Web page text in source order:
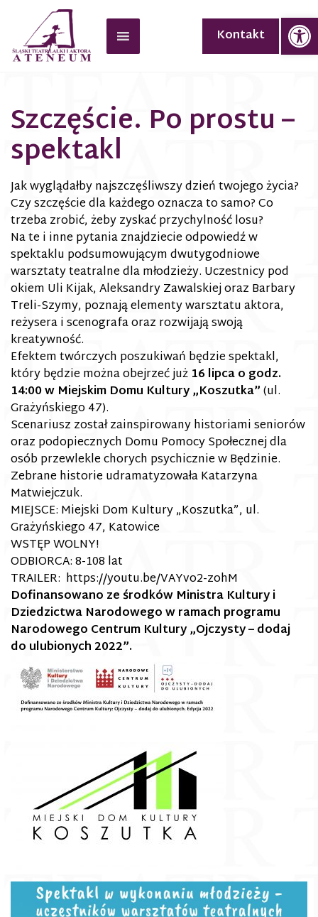
Kontakt
Szczęście. Po prostu –
spektakl
Jak wyglądałby najszczęśliwszy dzień twojego życia?
Czy szczęście dla każdego oznacza to samo? Co
trzeba zrobić, żeby zyskać przychylność losu?
Na te i inne pytania znajdziecie odpowiedź w
spektaklu podsumowującym dwutygodniowe
warsztaty teatralne dla młodzieży. Uczestnicy pod
okiem Uli Kijak, Aleksandry Zawalskiej oraz Barbary
Treli-Szymy, poznają elementy warsztatu aktora,
reżysera i scenografa oraz rozwijają swoją
kreatywność.
Efektem twórczych poszukiwań będzie spektakl,
który będzie można obejrzeć już 16 lipca o godz.
14:00 w Miejskim Domu Kultury „Koszutka”(ul.
Grażyńskiego 47).
Scenariusz został zainspirowany historiami seniorów
oraz podopiecznych Domu Pomocy Społecznej dla
osób przewlekle chorych psychicznie w Będzinie.
Zebrane historie udramatyzowała Katarzyna
Matwiejczuk.
MIEJSCE: Miejski Dom Kultury „Koszutka”, ul.
Grażyńskiego 47, Katowice
WSTĘP WOLNY!
ODBIORCA: 8-108 lat
TRAILER: https://youtu.be/VAYvo2-zohM
Dofinansowano ze środków Ministra Kultury i
Dziedzictwa Narodowego w ramach programu
Narodowego Centrum Kultury „Ojczysty – dodaj
do ulubionych 2022”.